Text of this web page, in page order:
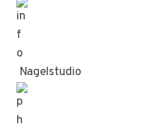
Nagelstudio